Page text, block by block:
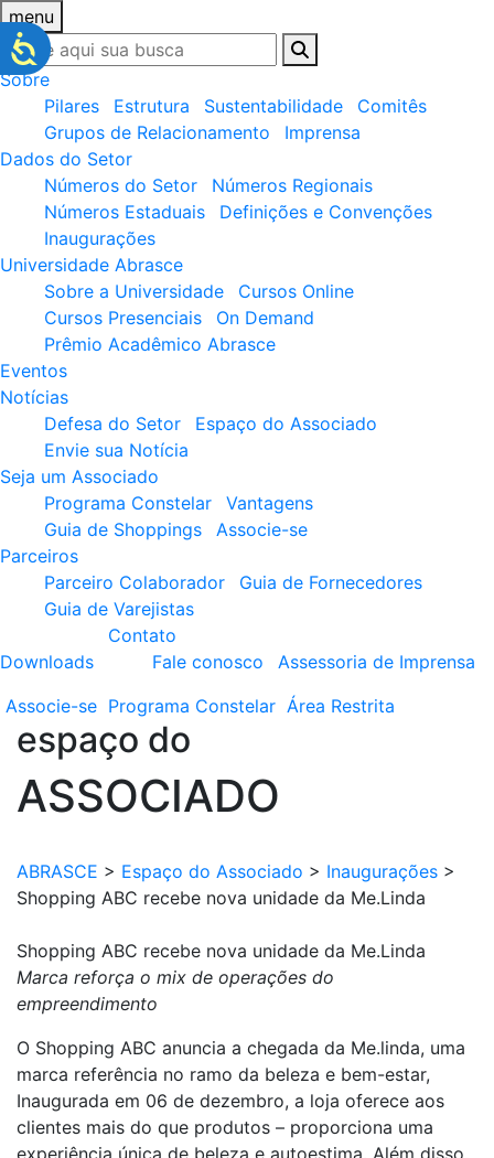
menu
Sobre
Pilares
Estrutura Sustentabilidade
Comitês
Grupos de Relacionamento
Imprensa
Dados do Setor
Números do Setor
Números Regionais
Números Estaduais
Definições e Convenções
Inaugurações
Universidade Abrasce
Sobre a Universidade
Cursos Online
Cursos Presenciais
On Demand
Prêmio Acadêmico Abrasce
Eventos
Notícias
Defesa do Setor
Espaço do Associado
Envie sua Notícia
Seja um Associado
Programa Constelar
Vantagens
Guia de Shoppings
Associe-se
Parceiros
Parceiro Colaborador
Guia de Fornecedores
Guia de Varejistas
Downloads
Contato
Fale conosco
Assessoria de Imprensa
Associe-se Programa Constelar Área Restrita
espaço do
ASSOCIADO
ABRASCE > Espaço do Associado > Inaugurações >
Shopping ABC recebe nova unidade da Me.Linda
Shopping ABC recebe nova unidade da Me.Linda
Marca reforça o mix de operações do
empreendimento
O Shopping ABC anuncia a chegada da Me.linda, uma
marca referência no ramo da beleza e bem-estar,
Inaugurada em 06 de dezembro, a loja oferece aos
clientes mais do que produtos – proporciona uma
experiência única de beleza e autoestima. Além disso,